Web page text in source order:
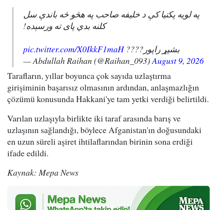
په لویه پکتیا کې د خلیفه صاحب په هڅو څه باندې سل
کلنه بدي پای ته ورسېده!
بشپړ راپور????pic.twitter.com/X0IkkF1maH
— Abdullah Raihan (@Raihan_093) August 9, 2026
Tarafların, yıllar boyunca çok sayıda uzlaştırma
girişiminin başarısız olmasının ardından, anlaşmazlığın
çözümü konusunda Hakkani'ye tam yetki verdiği belirtildi.
Varılan uzlaşıyla birlikte iki taraf arasında barış ve
uzlaşının sağlandığı, böylece Afganistan'ın doğusundaki
en uzun süreli aşiret ihtilaflarından birinin sona erdiği
ifade edildi.
Kaynak: Mepa News